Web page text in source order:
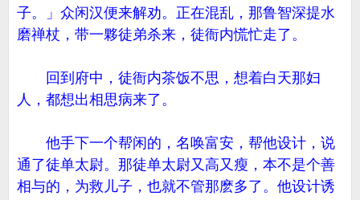
子。」众闲汉便来解劝。正在混乱，那鲁智深提水
磨禅杖，带一夥徒弟杀来，徒衙内慌忙走了。
回到府中，徒衙内茶饭不思，想着白天那妇
人，都想出相思病来了。
他手下一个帮闲的，名唤富安，帮他设计，说
通了徒单太尉。那徒单太尉又高又瘦，本不是个善
相与的，为救儿子，也就不管那麽多了。他设计诱